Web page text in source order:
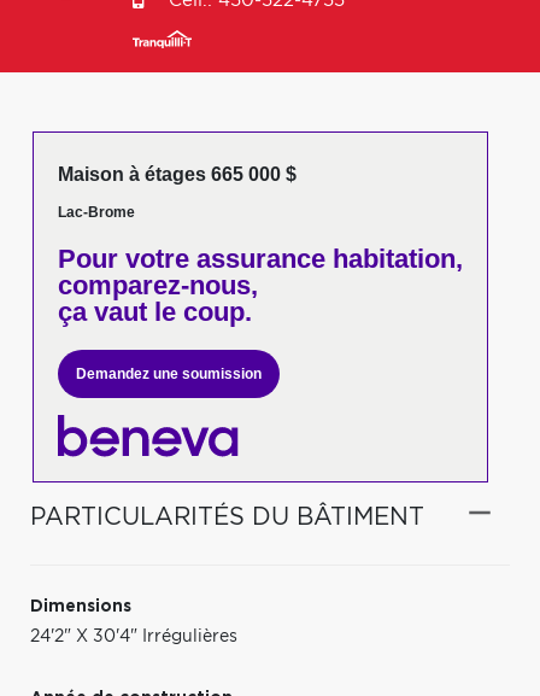
Maison à étages 665 000 $
Lac-Brome
Pour votreassurance habitation,
comparez-nous,
ça vaut le coup.
Demandez une soumission
PARTICULARITÉS DU BÂTIMENT
Dimensions
24'2" X 30'4" Irrégulières